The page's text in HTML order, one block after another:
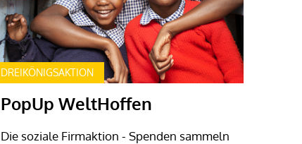
DREIKÖNIGSAKTION
PopUp WeltHoffen
Die soziale Firmaktion - Spenden sammeln